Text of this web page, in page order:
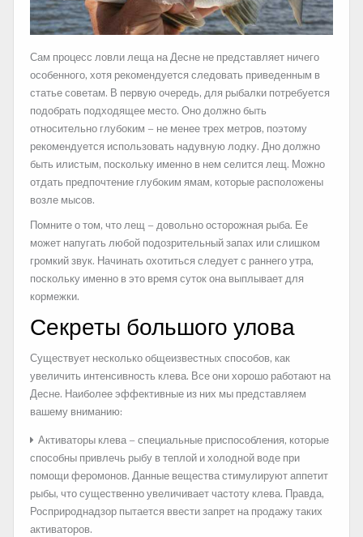
Сам процесс ловли леща на Десне не представляет ничего
особенного, хотя рекомендуется следовать приведенным в
статье советам. В первую очередь, для рыбалки потребуется
подобрать подходящее место. Оно должно быть
относительно глубоким – не менее трех метров, поэтому
рекомендуется использовать надувную лодку. Дно должно
быть илистым, поскольку именно в нем селится лещ. Можно
отдать предпочтение глубоким ямам, которые расположены
возле мысов.
Помните о том, что лещ – довольно осторожная рыба. Ее
может напугать любой подозрительный запах или слишком
громкий звук. Начинать охотиться следует с раннего утра,
поскольку именно в это время суток она выплывает для
кормежки.
Секреты большого улова
Существует несколько общеизвестных способов, как
увеличить интенсивность клева. Все они хорошо работают на
Десне. Наиболее эффективные из них мы представляем
вашему вниманию:
Активаторы клева – специальные приспособления, которые
способны привлечь рыбу в теплой и холодной воде при
помощи феромонов. Данные вещества стимулируют аппетит
рыбы, что существенно увеличивает частоту клева. Правда,
Росприроднадзор пытается ввести запрет на продажу таких
активаторов.